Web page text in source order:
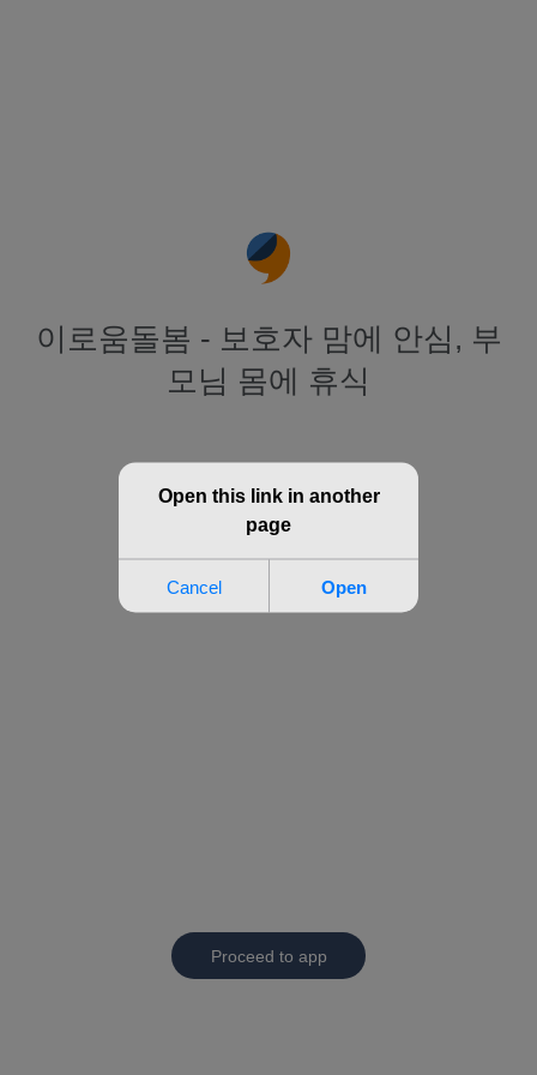
이로움돌봄 - 보호자 맘에 안심, 부
모님 몸에 휴식
Proceed to app